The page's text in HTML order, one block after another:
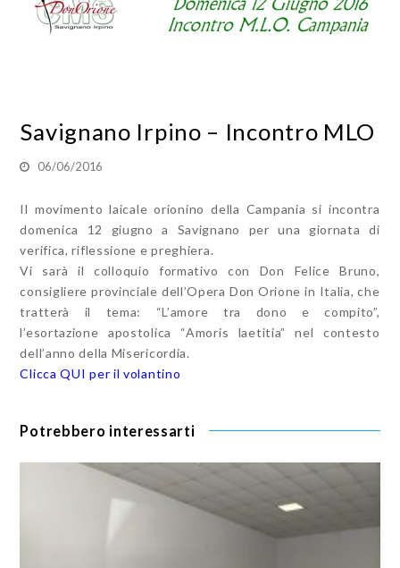
Savignano Irpino – Incontro MLO
06/06/2016
Il movimento laicale orionino della Campania si incontra
domenica 12 giugno a Savignano per una giornata di
verifica, riflessione e preghiera.
Vi sarà il colloquio formativo con Don Felice Bruno,
consigliere provinciale dell’Opera Don Orione in Italia, che
tratterà il tema: “L’amore tra dono e compito”,
l’esortazione apostolica “Amoris laetitia” nel contesto
dell’anno della Misericordia.
Clicca QUI per il volantino
Potrebbero interessarti